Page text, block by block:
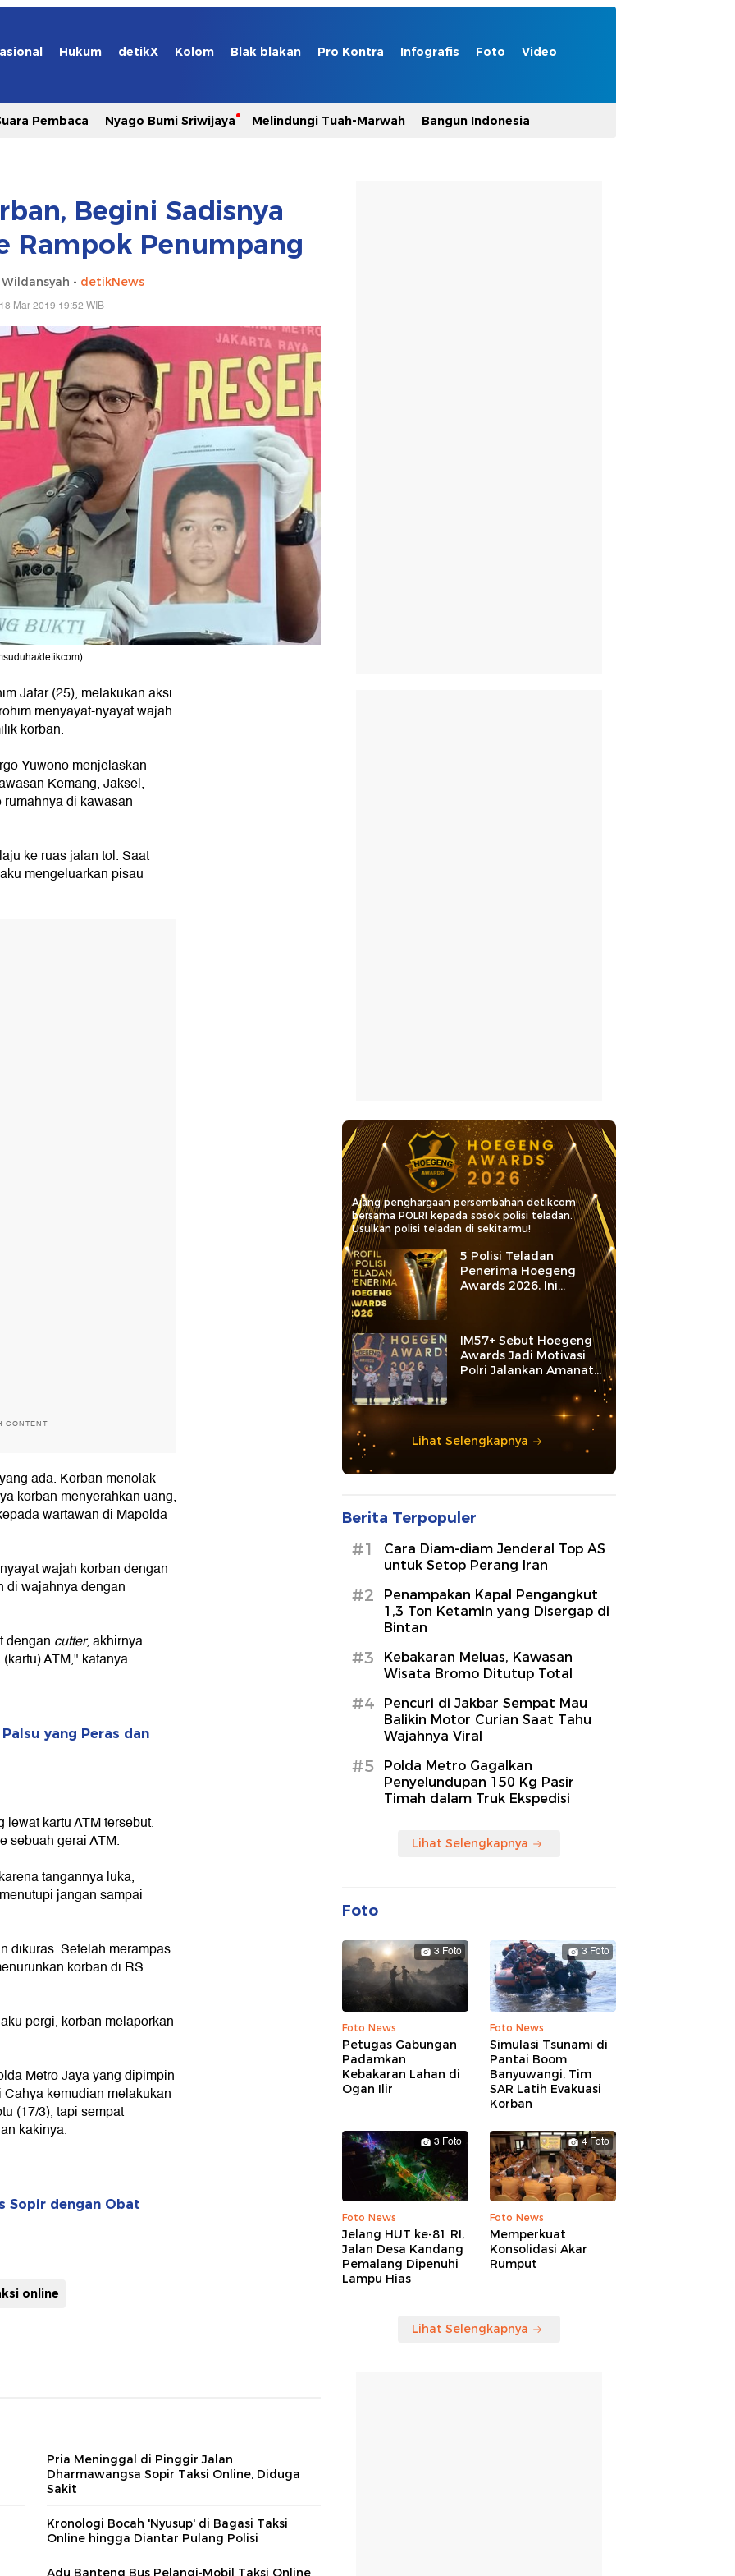
Hukum detikX Kolom Blak blakan Pro Kontra Infografis Foto Video
Pembaca Nyago Bumi Sriwijaya Melindungi Tuah-Marwah Bangun Indonesia
Begini Sadisnya
Rampok Penumpang
- detikNews
Mar 2019 19:52 WIB
detikcom)
Jafar (25), melakukan aksi
menyayat-nyayat wajah
korban.
Yuwono menjelaskan
Kemang, Jaksel,
di kawasan
ke ruas jalan tol. Saat
mengeluarkan pisau
CONTENT
ada. Korban menolak
korban menyerahkan uang,
wartawan di Mapolda
wajah korban dengan
di wajahnya dengan
dengan cutter, akhirnya
ATM," katanya.
yang Peras dan
kartu ATM tersebut.
sebuah gerai ATM.
tangannya luka,
jangan sampai
dikuras. Setelah merampas
korban di RS
pergi, korban melaporkan
Metro Jaya yang dipimpin
kemudian melakukan
(17/3), tapi sempat
kakinya.
Sopir dengan Obat
online
Pria Meninggal di Pinggir Jalan
Dharmawangsa Sopir Taksi Online, Diduga
Sakit
Kronologi Bocah 'Nyusup' di Bagasi Taksi
Online hingga Diantar Pulang Polisi
Ajang penghargaan persembahan detikcom
bersama POLRI kepada sosok polisi teladan.
Usulkan polisi teladan di sekitarmu!
5 Polisi Teladan
Penerima Hoegeng
Awards 2026, Ini
Kategori dan Kiprahnya
IM57+ Sebut Hoegeng
Awards Jadi Motivasi
Polri Jalankan Amanat
Lihat Selengkapnya
Berita Terpopuler
#1
Cara Diam-diam Jenderal Top AS
untuk Setop Perang Iran
#2
Penampakan Kapal Pengangkut
1,3 Ton Ketamin yang Disergap di
Bintan
#3
Kebakaran Meluas, Kawasan
Wisata Bromo Ditutup Total
#4
Pencuri di Jakbar Sempat Mau
Balikin Motor Curian Saat Tahu
Wajahnya Viral
#5
Polda Metro Gagalkan
Penyelundupan 150 Kg Pasir
Timah dalam Truk Ekspedisi
Lihat Selengkapnya
Foto
3 Foto
Foto News
Petugas Gabungan
Padamkan
Kebakaran Lahan di
Ogan Ilir
3 Foto
Foto News
Simulasi Tsunami di
Pantai Boom
Banyuwangi, Tim
SAR Latih Evakuasi
Korban
3 Foto
Foto News
Jelang HUT ke-81 RI,
Jalan Desa Kandang
Pemalang Dipenuhi
Lampu Hias
4 Foto
Foto News
Memperkuat
Konsolidasi Akar
Rumput
Lihat Selengkapnya